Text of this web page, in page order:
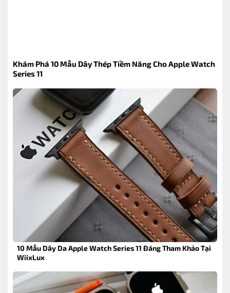
Khám Phá 10 Mẫu Dây Thép Tiềm Năng Cho Apple Watch
Series 11
10 Mẫu Dây Da Apple Watch Series 11 Đáng Tham Khảo Tại
WiixLux